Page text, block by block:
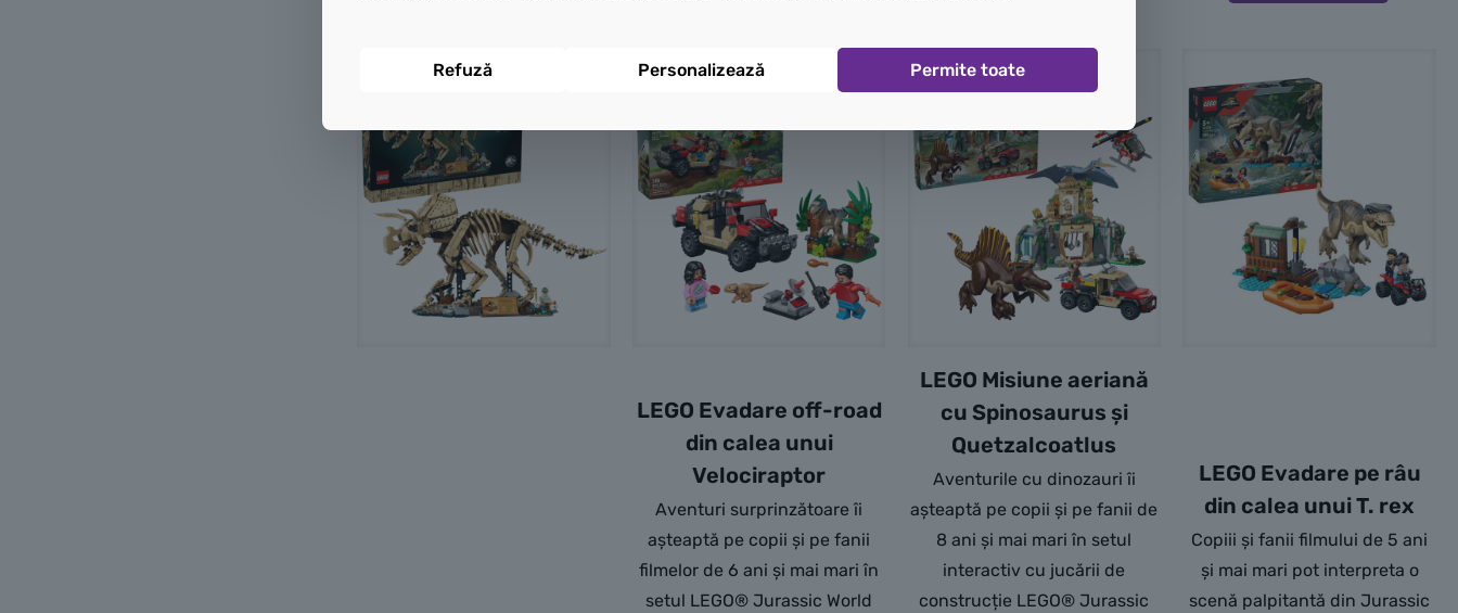
LEGO Evadare off-road
din calea unui
Velociraptor
Aventuri surprinzătoare îi
așteaptă pe copii și pe fanii
filmelor de 6 ani și mai mari în
setul LEGO® Jurassic World
LEGO Misiune aeriană
cu Spinosaurus și
Quetzalcoatlus
Aventurile cu dinozauri îi
așteaptă pe copii și pe fanii de
8 ani și mai mari în setul
interactiv cu jucării de
construcție LEGO® Jurassic
LEGO Evadare pe râu
din calea unui T. rex
Copiii și fanii filmului de 5 ani
și mai mari pot interpreta o
scenă palpitantă din Jurassic
Refuză Personalizează Permite toate